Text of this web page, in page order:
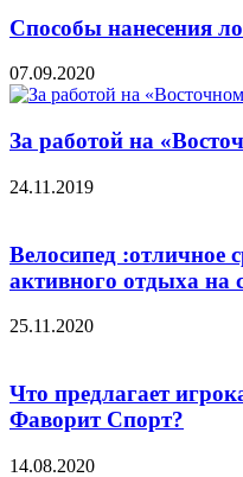
Способы нанесения
07.09.2020
За работой на
24.11.2019
Велосипед :отличное
активного отдыха на
25.11.2020
Что предлагает
Фаворит Спорт?
14.08.2020